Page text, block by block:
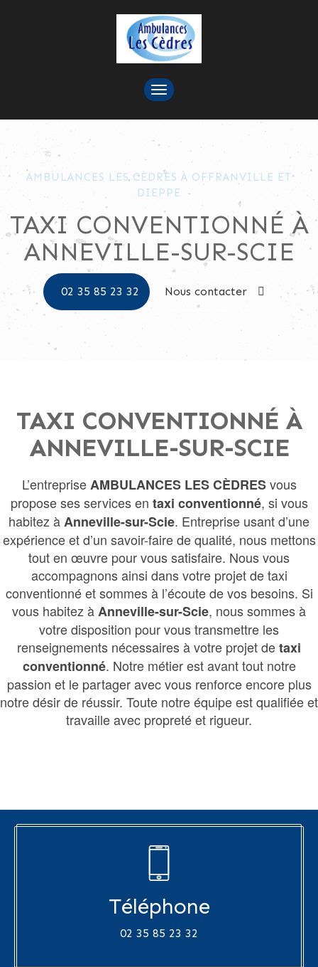
TOGGLE
NAVIGATION
AMBULANCES LES CÈDRES À OFFRANVILLE ET
DIEPPE
TAXI CONVENTIONNÉ À
ANNEVILLE-SUR-SCIE
02 35 85 23 32 Nous contacter
TAXI CONVENTIONNÉ À
ANNEVILLE-SUR-SCIE
L’entrepriseAMBULANCES LES CÈDRESvous
propose ses services en taxi conventionné, si vous
habitez àAnneville-sur-Scie. Entreprise usant d’une
expérience et d’un savoir-faire de qualité, nous mettons
tout en œuvre pour vous satisfaire. Nous vous
accompagnons ainsi dans votre projet de taxi
conventionné et sommes à l’écoute de vos besoins. Si
vous habitez àAnneville-sur-Scie, nous sommes à
votre disposition pour vous transmettre les
renseignements nécessaires à votre projet detaxi
conventionné. Notre métier est avant tout notre
passion et le partager avec vous renforce encore plus
notre désir de réussir. Toute notre équipe est qualifiée et
travaille avec propreté et rigueur.
Téléphone
02 35 85 23 32